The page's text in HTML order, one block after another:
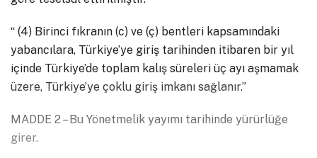
“ (4) Birinci fıkranın (c) ve (ç) bentleri kapsamındaki
yabancılara, Türkiye’ye giriş tarihinden itibaren bir yıl
içinde Türkiye’de toplam kalış süreleri üç ayı aşmamak
üzere, Türkiye’ye çoklu giriş imkanı sağlanır.”
MADDE 2 – Bu Yönetmelik yayımı tarihinde yürürlüğe
girer.